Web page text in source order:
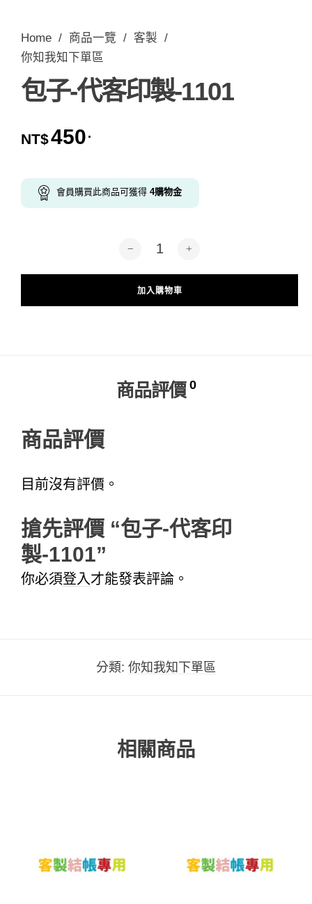
Home / 商品一覽 / 客製 /
你知我知下單區
包子-代客印製-1101
NT$450 .
會員購買此商品可獲得 4購物金
包子-代客印製-1101 數量
加入購物車
商品評價 0
商品評價
目前沒有評價。
搶先評價 “包子-代客印
製-1101”
你必須登入才能發表評論。
分類: 你知我知下單區
相關商品